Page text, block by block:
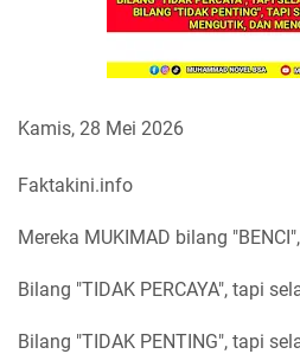
Kamis, 28 Mei 2026
Faktakini.info
Mereka MUKIMAD bilang
Bilang "TIDAK PERCAYA", tapi
Bilang "TIDAK PENTING", tapi